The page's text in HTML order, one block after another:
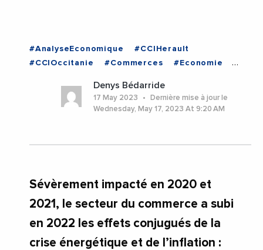
#AnalyseEconomique
#CCIHerault
#CCIOccitanie
#Commerces
#Economie
Denys Bédarride
17 May 2023
Dernière mise à jour le
Wednesday, May 17, 2023 At 9:20 AM
Sévèrement impacté en 2020 et
2021, le secteur du commerce a subi
en 2022 les effets conjugués de la
crise énergétique et de l’inflation :